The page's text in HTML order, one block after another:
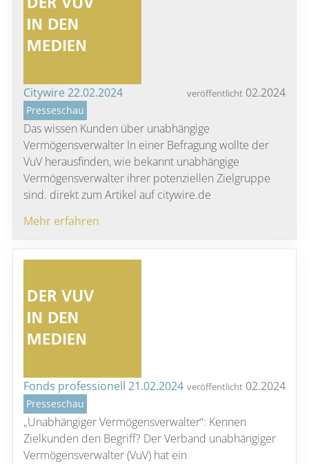
Citywire 22.02.2024 veröffentlicht02.2024
Presseschau
Das wissen Kunden über unabhängige
Vermögensverwalter In einer Befragung wollte der
VuV herausfinden, wie bekannt unabhängige
Vermögensverwalter ihrer potenziellen Zielgruppe
sind. direkt zum Artikel auf citywire.de
Mehr erfahren
Fonds professionell 21.02.2024 veröffentlicht02.2024
Presseschau
„Unabhängiger Vermögensverwalter“: Kennen
Zielkunden den Begriff? Der Verband unabhängiger
Vermögensverwalter (VuV) hat ein